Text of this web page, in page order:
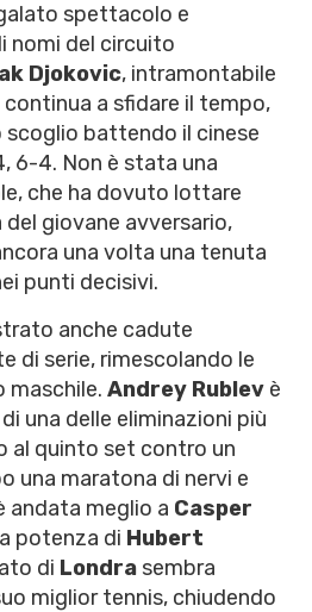
spettacolo e
nomi del circuito
Djokovic, intramontabile
a sfidare il tempo,
scoglio battendo il cinese
6-4. Non è stata una
che ha dovuto lottare
giovane avversario,
una volta una tenuta
punti decisivi.
anche cadute
di serie, rimescolando le
maschile. Andrey Rublev è
una delle eliminazioni più
al quinto set contro un
una maratona di nervi e
andata meglio a Casper
potenza di Hubert
di Londra sembra
miglior tennis, chiudendo